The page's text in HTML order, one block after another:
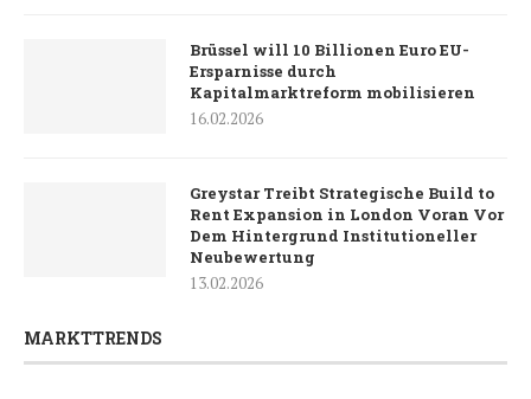
Brüssel will 10 Billionen Euro EU-
Ersparnisse durch
Kapitalmarktreform mobilisieren
16.02.2026
Greystar Treibt Strategische Build to
Rent Expansion in London Voran Vor
Dem Hintergrund Institutioneller
Neubewertung
13.02.2026
MARKTTRENDS